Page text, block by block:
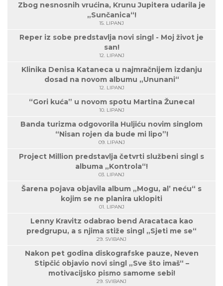
Zbog nesnosnih vrućina, Krunu Jupitera udarila je
„Sunčanica“!
15. LIPANJ
Reper iz sobe predstavlja novi singl - Moj život je
san!
12. LIPANJ
Klinika Denisa Kataneca u najmračnijem izdanju
dosad na novom albumu „Ununani“
12. LIPANJ
“Gori kuća” u novom spotu Martina Žuneca!
10. LIPANJ
Banda turizma odgovorila Huljiću novim singlom
“Nisan rojen da bude mi lipo”!
09. LIPANJ
Project Million predstavlja četvrti službeni singl s
albuma „Kontrola“!
03. LIPANJ
Šarena pojava objavila album „Mogu, al’ neću“ s
kojim se ne planira uklopiti
01. LIPANJ
Lenny Kravitz odabrao bend Aracataca kao
predgrupu, a s njima stiže singl „Sjeti me se“
29. SVIBANJ
Nakon pet godina diskografske pauze, Neven
Stipčić objavio novi singl „Sve što imaš“ –
motivacijsko pismo samome sebi!
29. SVIBANJ